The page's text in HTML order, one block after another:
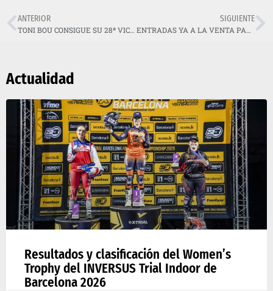
ANTERIOR
TONI BOU CONSIGUE SU 28ª VICTORIA CONSECUTIVA EN EL MUNDIAL X-TRIAL
SIGUIENTE
ENTRADAS YA A LA VENTA PARA VER A LOS MEJORES DEL MUNDO
Actualidad
Resultados y clasificación del Women’s
Trophy del INVERSUS Trial Indoor de
Barcelona 2026